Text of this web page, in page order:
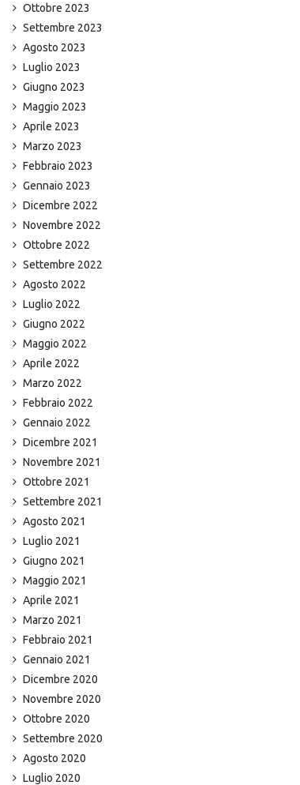
Ottobre 2023
Settembre 2023
Agosto 2023
Luglio 2023
Giugno 2023
Maggio 2023
Aprile 2023
Marzo 2023
Febbraio 2023
Gennaio 2023
Dicembre 2022
Novembre 2022
Ottobre 2022
Settembre 2022
Agosto 2022
Luglio 2022
Giugno 2022
Maggio 2022
Aprile 2022
Marzo 2022
Febbraio 2022
Gennaio 2022
Dicembre 2021
Novembre 2021
Ottobre 2021
Settembre 2021
Agosto 2021
Luglio 2021
Giugno 2021
Maggio 2021
Aprile 2021
Marzo 2021
Febbraio 2021
Gennaio 2021
Dicembre 2020
Novembre 2020
Ottobre 2020
Settembre 2020
Agosto 2020
Luglio 2020